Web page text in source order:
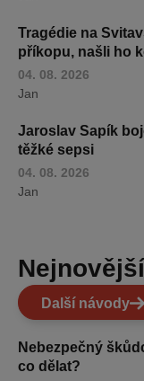
Tragédie na
příkopu, našli ho
04. 08. 2026
Jan
Jaroslav Sapík
těžké sepsi
04. 08. 2026
Jan
Další návody
Nebezpečný
co dělat?